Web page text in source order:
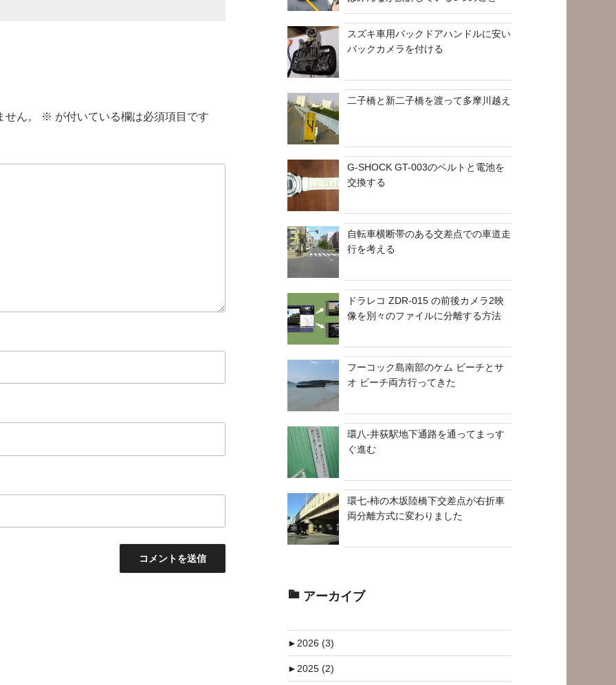
ん。 ※ が付いている欄は必須項目です
スズキ車用バックドアハンドルに安い
バックカメラを付ける
二子橋と新二子橋を渡って多摩川越え
G-SHOCK GT-003のベルトと電池を
交換する
自転車横断帯のある交差点での車道走
行を考える
ドラレコ ZDR-015 の前後カメラ2映
像を別々のファイルに分離する方法
フーコック島南部のケム ビーチとサ
オ ビーチ両方行ってきた
環八-井荻駅地下通路を通ってまっす
ぐ進む
環七-柿の木坂陸橋下交差点が右折車
両分離方式に変わりました
アーカイブ
►2026 (3)
►2025 (2)